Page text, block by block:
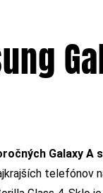
Galaxy A
telefónov